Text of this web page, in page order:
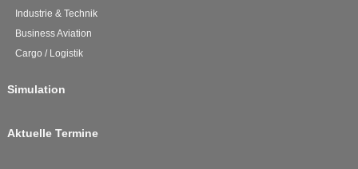
Industrie & Technik
Business Aviation
Cargo / Logistik
Simulation
Aktuelle Termine